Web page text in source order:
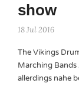
show
18 Jul 2016
The Vikings
Marching Bands
allerdings nahe